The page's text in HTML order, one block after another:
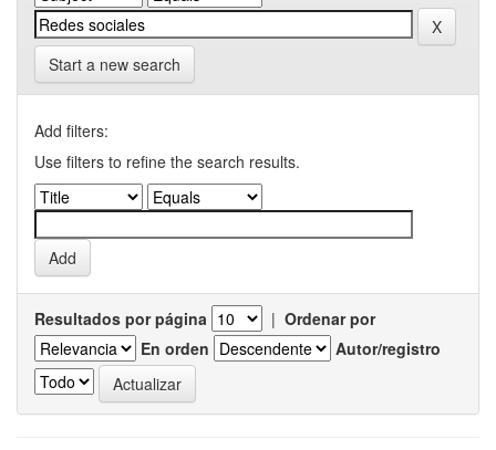
Start a new search
Add filters:
Use filters to refine the search results.
Resultados por página | Ordenar por
En orden
Autor/registro